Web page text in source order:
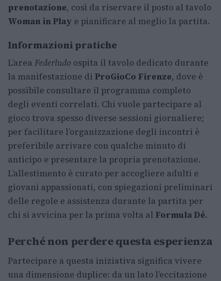
prenotazione, così da riservare il posto al tavolo
Woman in Play e pianificare al meglio la partita.
Informazioni pratiche
L’area Federludo ospita il tavolo dedicato durante
la manifestazione di ProGioCo Firenze, dove è
possibile consultare il programma completo
degli eventi correlati. Chi vuole partecipare al
gioco trova spesso diverse sessioni giornaliere;
per facilitare l’organizzazione degli incontri è
preferibile arrivare con qualche minuto di
anticipo e presentare la propria prenotazione.
L’allestimento è curato per accogliere adulti e
giovani appassionati, con spiegazioni preliminari
delle regole e assistenza durante la partita per
chi si avvicina per la prima volta al Formula Dé.
Perché non perdere questa esperienza
Partecipare a questa iniziativa significa vivere
una dimensione duplice: da un lato l’eccitazione